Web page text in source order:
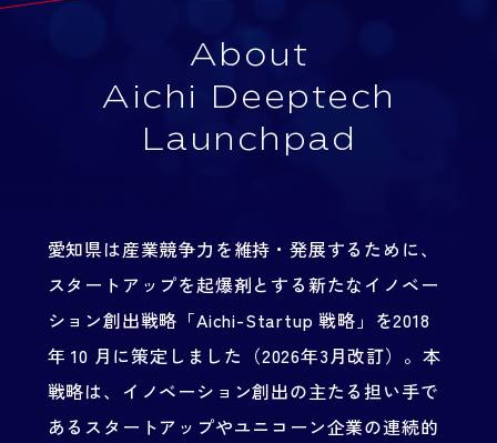
About
Aichi Deeptech
Launchpad
愛知県は産業競争力を維持・発展するために、
スタートアップを起爆剤とする新たなイノベー
ション創出戦略「Aichi-Startup 戦略」を2018
年 10 月に策定しました（2026年3月改訂）。本
戦略は、イノベーション創出の主たる担い手で
あるスタートアップやユニコーン企業の連続的